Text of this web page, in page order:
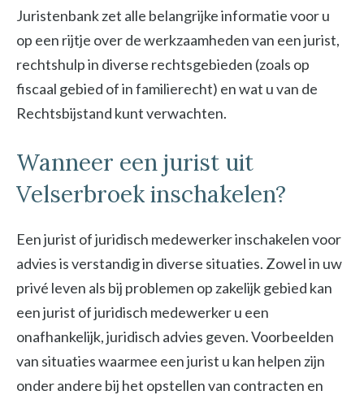
Juristenbank zet alle belangrijke informatie voor u
op een rijtje over de werkzaamheden van een jurist,
rechtshulp in diverse rechtsgebieden (zoals op
fiscaal gebied of in familierecht) en wat u van de
Rechtsbijstand kunt verwachten.
Wanneer een jurist uit
Velserbroek inschakelen?
Een jurist of juridisch medewerker inschakelen voor
advies is verstandig in diverse situaties. Zowel in uw
privé leven als bij problemen op zakelijk gebied kan
een jurist of juridisch medewerker u een
onafhankelijk, juridisch advies geven. Voorbeelden
van situaties waarmee een jurist u kan helpen zijn
onder andere bij het opstellen van contracten en